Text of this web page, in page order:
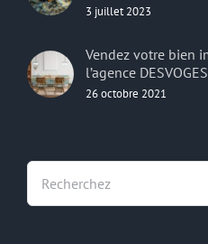
3 juillet 2023
Vendez votre bien
l’agence DESVOGES
26 octobre 2021